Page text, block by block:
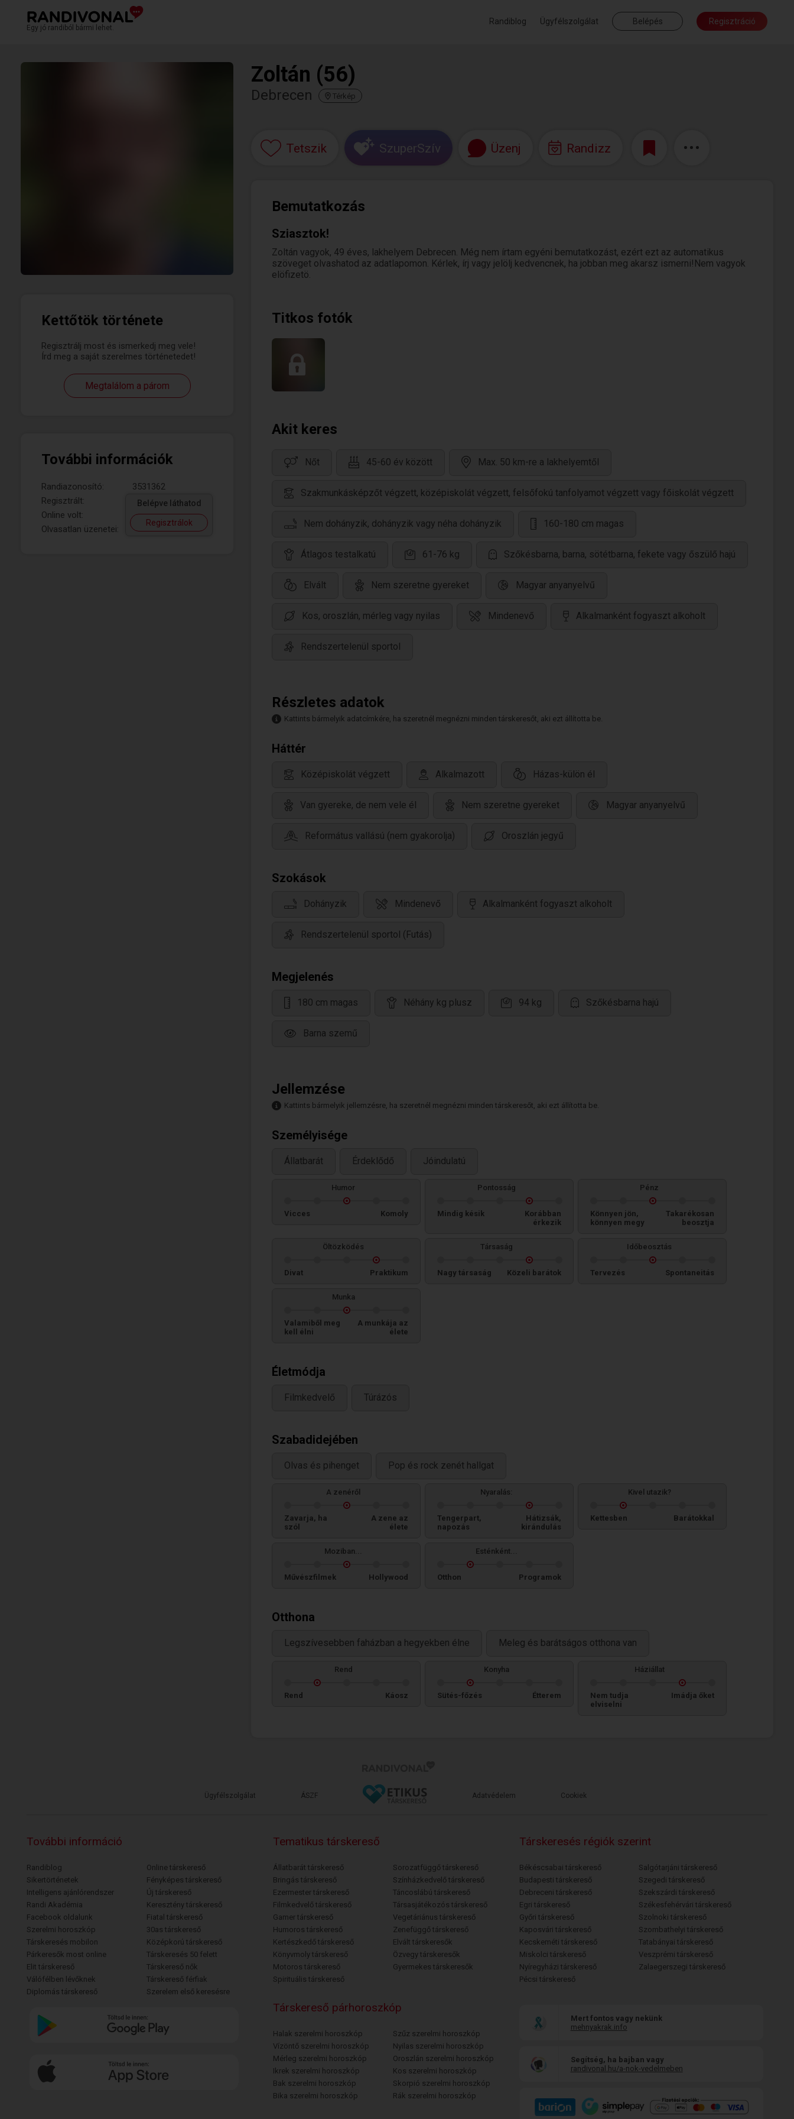
Egy jó randiból bármi lehet.
Randiblog Ügyfélszolgálat Belépés Regisztráció
Kettőtök története
Regisztrálj most és ismerkedj meg vele!
Írd meg a saját szerelmes történetedet!
Megtalálom a párom
További információk
Randiazonosító:
3531362
Regisztrált:
Online volt:
Olvasatlan üzenetei:
Belépve láthatod
Regisztrálok
Zoltán (56)
Debrecen Térkép
Tetszik SzuperSzív Üzenj Randizz
Bemutatkozás
Sziasztok!
Zoltán vagyok, 49 éves, lakhelyem Debrecen. Még nem írtam egyéni bemutatkozást, ezért ezt az automatikus
szöveget olvashatod az adatlapomon. Kérlek, írj vagy jelölj kedvencnek, ha jobban meg akarsz ismerni!Nem vagyok
elöfizetö.
Titkos fotók
Akit keres
Nőt 45-60 év között Max. 50 km-re a lakhelyemtől
Szakmunkásképzőt végzett, középiskolát végzett, felsőfokú tanfolyamot végzett vagy főiskolát végzett
Nem dohányzik, dohányzik vagy néha dohányzik 160-180 cm magas
Átlagos testalkatú 61-76 kg Szőkésbarna, barna, sötétbarna, fekete vagy őszülő hajú
Elvált Nem szeretne gyereket Magyar anyanyelvű
Kos, oroszlán, mérleg vagy nyilas Mindenevő Alkalmanként fogyaszt alkoholt
Rendszertelenül sportol
Részletes adatok
Kattints bármelyik adatcímkére, ha szeretnél megnézni minden társkeresőt, aki ezt állította be.
Háttér
Középiskolát végzett Alkalmazott Házas-külön él
Van gyereke, de nem vele él Nem szeretne gyereket Magyar anyanyelvű
Református vallású (nem gyakorolja) Oroszlán jegyű
Szokások
Dohányzik Mindenevő Alkalmanként fogyaszt alkoholt
Rendszertelenül sportol (Futás)
Megjelenés
180 cm magas Néhány kg plusz 94 kg Szőkésbarna hajú
Barna szemű
Jellemzése
Kattints bármelyik jellemzésre, ha szeretnél megnézni minden társkeresőt, aki ezt állította be.
Személyisége
Állatbarát Érdeklődő Jóindulatú
Humor
Vicces Komoly
Pontosság
Mindig késik
Korábban
érkezik
Pénz
Könnyen jön,
könnyen megy
Takarékosan
beosztja
Öltözködés
Divat Praktikum
Társaság
Nagy társaság Közeli barátok
Időbeosztás
Tervezés Spontaneitás
Munka
Valamiből meg
kell élni
A munkája az
élete
Életmódja
Filmkedvelő Túrázós
Szabadidejében
Olvas és pihenget Pop és rock zenét hallgat
A zenéről
Zavarja, ha
szól
A zene az
élete
Nyaralás:
Tengerpart,
napozás
Hátizsák,
kirándulás
Kivel utazik?
Kettesben Barátokkal
Moziban...
Művészfilmek Hollywood
Esténként...
Otthon Programok
Otthona
Legszívesebben faházban a hegyekben élne Meleg és barátságos otthona van
Rend
Rend Káosz
Konyha
Sütés-főzés Étterem
Háziállat
Nem tudja
elviselni
Imádja őket
Ügyfélszolgálat ÁSZF Adatvédelem Cookiek
További információ
Randiblog
Sikertörténetek
Intelligens ajánlórendszer
Randi Akadémia
Facebook oldalunk
Szerelmi horoszkóp
Társkeresés mobilon
Párkeresők most online
Elit társkereső
Válófélben lévőknek
Diplomás társkereső
Online társkereső
Fényképes társkereső
Új társkereső
Keresztény társkereső
Fiatal társkereső
30as társkereső
Középkorú társkereső
Társkeresés 50 felett
Társkereső nők
Társkereső férfiak
Szerelem első keresésre
Tematikus társkereső
Állatbarát társkereső
Bringás társkereső
Ezermester társkereső
Filmkedvelő társkereső
Gamer társkereső
Humoros társkereső
Kertészkedő társkereső
Könyvmoly társkereső
Motoros társkereső
Spirituális társkereső
Sorozatfüggő társkereső
Színházkedvelő társkereső
Táncoslábú társkereső
Társasjátékozós társkereső
Vegetáriánus társkereső
Zenefüggő társkereső
Elvált társkeresők
Özvegy társkeresők
Gyermekes társkeresők
Társkeresés régiók szerint
Békéscsabai társkereső
Budapesti társkereső
Debreceni társkereső
Egri társkereső
Győri társkereső
Kaposvári társkereső
Kecskeméti társkereső
Miskolci társkereső
Nyíregyházi társkereső
Pécsi társkereső
Salgótarjáni társkereső
Szegedi társkereső
Szekszárdi társkereső
Székesfehérvári társkereső
Szolnoki társkereső
Szombathelyi társkereső
Tatabányai társkereső
Veszprémi társkereső
Zalaegerszegi társkereső
Társkereső párhoroszkóp
Halak szerelmi horoszkóp
Vízöntő szerelmi horoszkóp
Mérleg szerelmi horoszkóp
Ikrek szerelmi horoszkóp
Bak szerelmi horoszkóp
Bika szerelmi horoszkóp
Szűz szerelmi horoszkóp
Nyilas szerelmi horoszkóp
Oroszlán szerelmi horoszkóp
Kos szerelmi horoszkóp
Skorpió szerelmi horoszkóp
Rák szerelmi horoszkóp
Mert fontos vagy nekünk
mehnyakrak.info
Segítség, ha bajban vagy
randivonal.hu/a-nok-vedelmeben